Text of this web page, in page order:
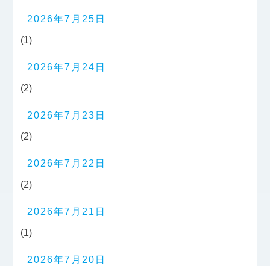
2026年7月25日
(1)
2026年7月24日
(2)
2026年7月23日
(2)
2026年7月22日
(2)
2026年7月21日
(1)
2026年7月20日